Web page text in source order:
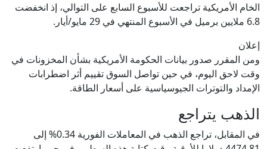
الخام الأمريكية تراجعت للأسبوع السابع على التوالي، إذ انخفضت
6.8 ملايين برميل في الأسبوع المنتهي في 29 مايو/أيار.
إعلان
ومن المقرر صدور بيانات الحكومة الأمريكية بشأن المخزونات في
وقت لاحق اليوم، في حين تواصل السوق تقييم أثر اضطرابات
الإمداد والتوترات الجيوسياسية على أسعار الطاقة.
الذهب يتراجع
في المقابل، تراجع الذهب في المعاملات الفورية 0.34% إلى